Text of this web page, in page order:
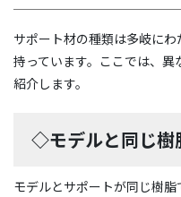
サポート材の種類は多岐に
持っています。ここでは、異
紹介します。
◇モデルと同じ樹
モデルとサポートが同じ樹